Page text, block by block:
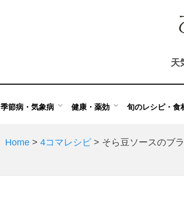
天
季節病・気象病 健康・薬効 旬のレシピ・食
Home > 4コマレシピ > そら豆ソースのブ